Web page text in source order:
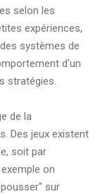
selon les
expériences,
systèmes de
d'un
stratégies.
de la
Des jeux existent
soit par
on
sur